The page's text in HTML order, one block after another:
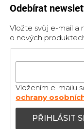
Odebírat
Vložte svůj e-mail a
o nových
Vložením e-mailu
ochrany
PŘIHLÁSIT